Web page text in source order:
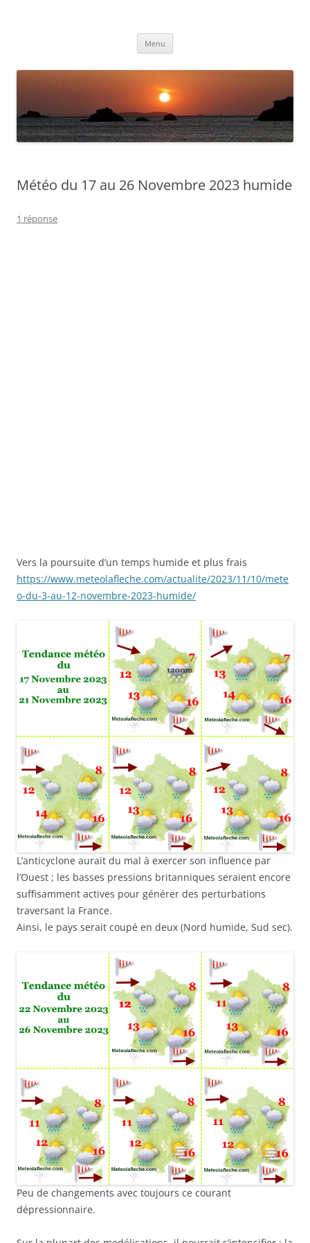
Menu
Météo du 17 au 26 Novembre 2023 humide
1 réponse
Vers la poursuite d’un temps humide et plus frais
https://www.meteolafleche.com/actualite/2023/11/10/mete
o-du-3-au-12-novembre-2023-humide/
L’anticyclone aurait du mal à exercer son influence par
l’Ouest ; les basses pressions britanniques seraient encore
suffisamment actives pour générer des perturbations
traversant la France.
Ainsi, le pays serait coupé en deux (Nord humide, Sud sec).
Peu de changements avec toujours ce courant
dépressionnaire.